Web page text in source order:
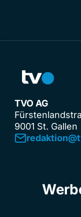
TVO AG
9001 St. Gallen